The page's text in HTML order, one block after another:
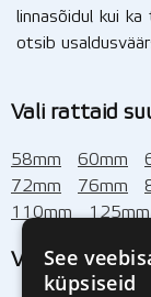
linnasõidul kui
otsib
Vali rattaid
58mm 60mm
72mm
76mm
110mm
125mm
Vali rattaid
See
küpsiseid